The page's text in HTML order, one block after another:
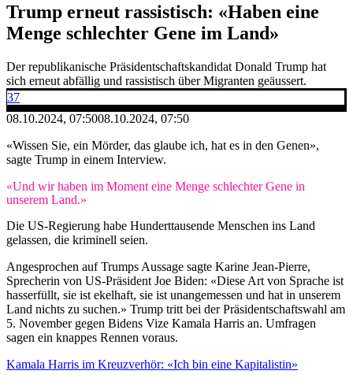
Trump erneut rassistisch: «Haben eine
Menge schlechter Gene im Land»
Der republikanische Präsidentschaftskandidat Donald Trump hat
sich erneut abfällig und rassistisch über Migranten geäussert.
37
08.10.2024, 07:5008.10.2024, 07:50
«Wissen Sie, ein Mörder, das glaube ich, hat es in den Genen»,
sagte Trump in einem Interview.
«Und wir haben im Moment eine Menge schlechter Gene in
unserem Land.»
Die US-Regierung habe Hunderttausende Menschen ins Land
gelassen, die kriminell seien.
Angesprochen auf Trumps Aussage sagte Karine Jean-Pierre,
Sprecherin von US-Präsident Joe Biden: «Diese Art von Sprache ist
hasserfüllt, sie ist ekelhaft, sie ist unangemessen und hat in unserem
Land nichts zu suchen.» Trump tritt bei der Präsidentschaftswahl am
5. November gegen Bidens Vize Kamala Harris an. Umfragen
sagen ein knappes Rennen voraus.
Kamala Harris im Kreuzverhör: «Ich bin eine Kapitalistin»